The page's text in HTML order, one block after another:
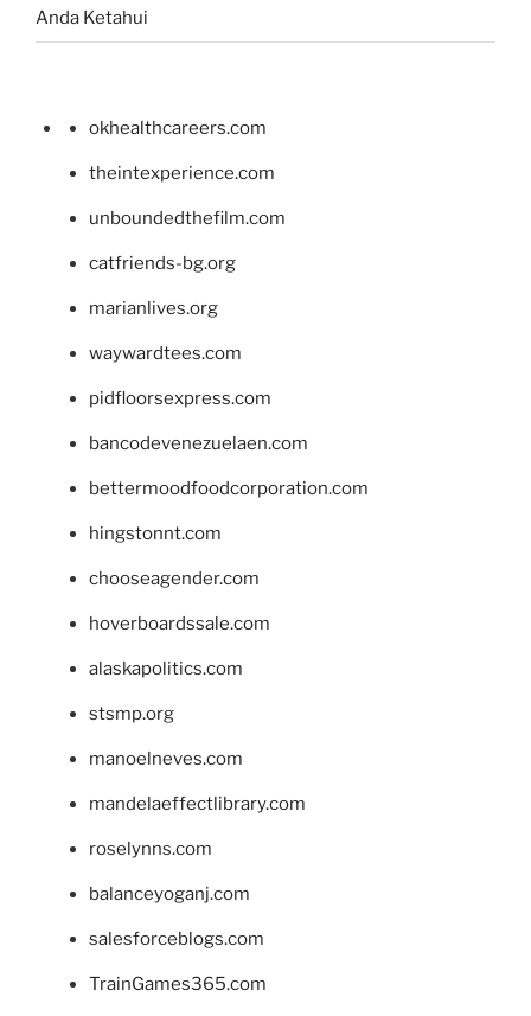
Anda Ketahui
okhealthcareers.com
theintexperience.com
unboundedthefilm.com
catfriends-bg.org
marianlives.org
waywardtees.com
pidfloorsexpress.com
bancodevenezuelaen.com
bettermoodfoodcorporation.com
hingstonnt.com
chooseagender.com
hoverboardssale.com
alaskapolitics.com
stsmp.org
manoelneves.com
mandelaeffectlibrary.com
roselynns.com
balanceyoganj.com
salesforceblogs.com
TrainGames365.com